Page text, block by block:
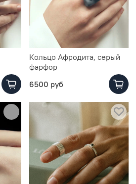
Кольцо Афродита, серый
фарфор
6500 руб